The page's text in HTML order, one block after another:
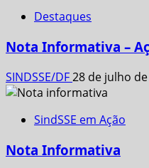
Destaques
Nota Informativa –
SINDSSE/DF28 de julho
SindSSE em Ação
Nota Informativa